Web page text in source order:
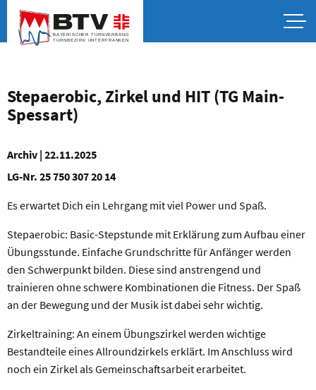
Stepaerobic, Zirkel und HIT (TG Main-
Spessart)
Archiv | 22.11.2025
LG-Nr. 25 750 307 20 14
Es erwartet Dich ein Lehrgang mit viel Power und Spaß.
Stepaerobic: Basic-Stepstunde mit Erklärung zum Aufbau einer
Übungsstunde. Einfache Grundschritte für Anfänger werden
den Schwerpunkt bilden. Diese sind anstrengend und
trainieren ohne schwere Kombinationen die Fitness. Der Spaß
an der Bewegung und der Musik ist dabei sehr wichtig.
Zirkeltraining: An einem Übungszirkel werden wichtige
Bestandteile eines Allroundzirkels erklärt. Im Anschluss wird
noch ein Zirkel als Gemeinschaftsarbeit erarbeitet.